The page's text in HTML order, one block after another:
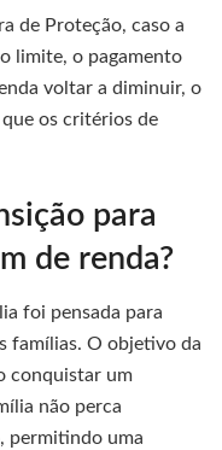
de Proteção, caso a
limite, o pagamento
voltar a diminuir, o
os critérios de
para
de renda?
foi pensada para
famílias. O objetivo da
conquistar um
não perca
permitindo uma